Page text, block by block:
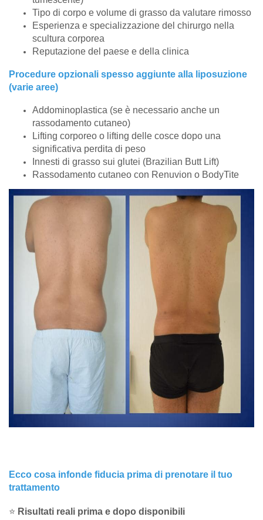
Tipo di corpo e volume di grasso da valutare rimosso
Esperienza e specializzazione del chirurgo nella
scultura corporea
Reputazione del paese e della clinica
Procedure opzionali spesso aggiunte alla liposuzione
(varie aree)
Addominoplastica (se è necessario anche un
rassodamento cutaneo)
Lifting corporeo o lifting delle cosce dopo una
significativa perdita di peso
Innesti di grasso sui glutei (Brazilian Butt Lift)
Rassodamento cutaneo con Renuvion o BodyTite
Ecco cosa infonde fiducia prima di prenotare il tuo
trattamento
⭐ Risultati reali prima e dopo disponibili